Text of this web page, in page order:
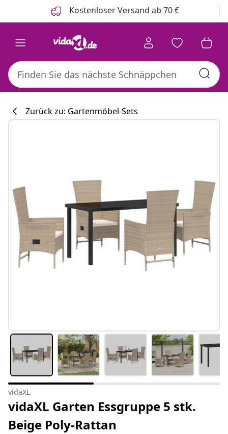
Kostenloser Versand ab 70 €
Zurück zu: Gartenmöbel-Sets
vidaXL
vidaXL Garten Essgruppe 5 stk.
Beige Poly-Rattan